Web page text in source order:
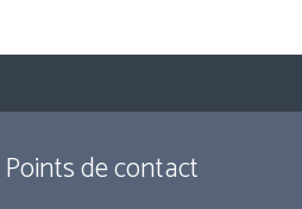
Points de contact